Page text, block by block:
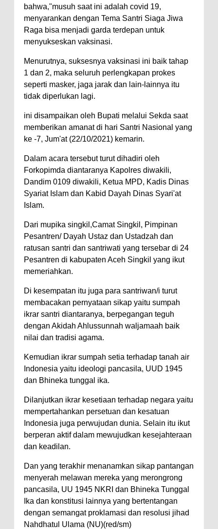
bahwa,"musuh saat ini adalah covid 19,
menyarankan dengan Tema Santri Siaga Jiwa
Raga bisa menjadi garda terdepan untuk
menyukseskan vaksinasi.
Menurutnya, suksesnya vaksinasi ini baik tahap
1 dan 2, maka seluruh perlengkapan prokes
seperti masker, jaga jarak dan lain-lainnya itu
tidak diperlukan lagi.
ini disampaikan oleh Bupati melalui Sekda saat
memberikan amanat di hari Santri Nasional yang
ke -7, Jum'at (22/10/2021) kemarin.
Dalam acara tersebut turut dihadiri oleh
Forkopimda diantaranya Kapolres diwakili,
Dandim 0109 diwakili, Ketua MPD, Kadis Dinas
Syariat Islam dan Kabid Dayah Dinas Syari'at
Islam.
Dari mupika singkil,Camat Singkil, Pimpinan
Pesantren/ Dayah Ustaz dan Ustadzah dan
ratusan santri dan santriwati yang tersebar di 24
Pesantren di kabupaten Aceh Singkil yang ikut
memeriahkan.
Di kesempatan itu juga para santriwan/i turut
membacakan pernyataan sikap yaitu sumpah
ikrar santri diantaranya, berpegangan teguh
dengan Akidah Ahlussunnah waljamaah baik
nilai dan tradisi agama.
Kemudian ikrar sumpah setia terhadap tanah air
Indonesia yaitu ideologi pancasila, UUD 1945
dan Bhineka tunggal ika.
Dilanjutkan ikrar kesetiaan terhadap negara yaitu
mempertahankan persetuan dan kesatuan
Indonesia juga perwujudan dunia. Selain itu ikut
berperan aktif dalam mewujudkan kesejahteraan
dan keadilan.
Dan yang terakhir menanamkan sikap pantangan
menyerah melawan mereka yang merongrong
pancasila, UU 1945 NKRI dan Bhineka Tunggal
Ika dan konstitusi lainnya yang bertentangan
dengan semangat proklamasi dan resolusi jihad
Nahdhatul Ulama (NU)(red/sm)